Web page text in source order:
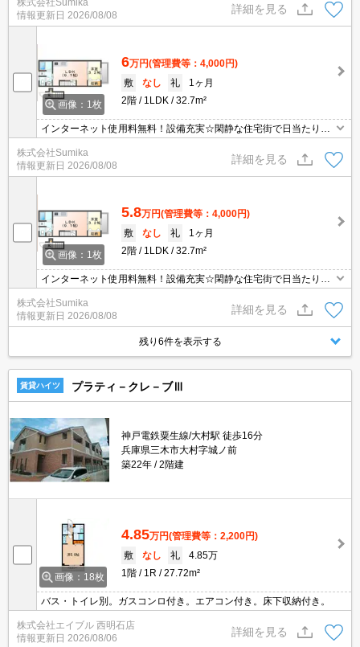
株式会社Sumika
情報更新日 2026/08/08
詳細を見る
画像：1枚
6万円(管理費等：4,000円)
敷
なし 礼
1ヶ月
2階
1LDK 32.7m²
インターネット使用料無料！設備充実☆閑静な住宅街で日当たり良
好です♪
株式会社Sumika
情報更新日 2026/08/08
詳細を見る
画像：1枚
5.8万円(管理費等：4,000円)
敷
なし 礼
1ヶ月
2階
1LDK 32.7m²
インターネット使用料無料！設備充実☆閑静な住宅街で日当たり良
好です♪
株式会社Sumika
情報更新日 2026/08/08
詳細を見る
残り6件を表示する
賃貸ハイツ プラティ－クレ－ブⅢ
神戸電鉄粟生線/大村駅 徒歩16分
兵庫県三木市大村字城ノ前
築22年
2階建
画像：18枚
4.85万円(管理費等：2,200円)
敷
なし 礼
4.85万
1階
1R 27.72m²
バス・トイレ別。ガスコンロ付き。エアコン付き。床下収納付き。
株式会社エイブル 西明石店
情報更新日 2026/08/06
詳細を見る